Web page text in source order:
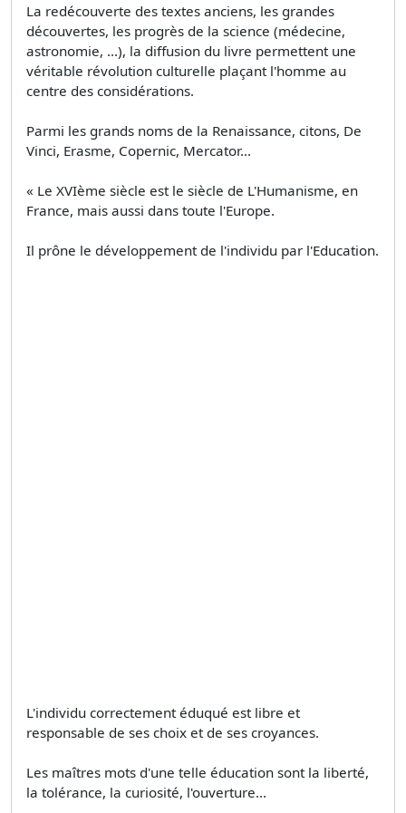
La redécouverte des textes anciens, les grandes
découvertes, les progrès de la science (médecine,
astronomie, ...), la diffusion du livre permettent une
véritable révolution culturelle plaçant l'homme au
centre des considérations.
Parmi les grands noms de la Renaissance, citons, De
Vinci, Erasme, Copernic, Mercator...
« Le XVIème siècle est le siècle de L'Humanisme, en
France, mais aussi dans toute l'Europe.
Il prône le développement de l'individu par l'Education.
L'individu correctement éduqué est libre et
responsable de ses choix et de ses croyances.
Les maîtres mots d'une telle éducation sont la liberté,
la tolérance, la curiosité, l'ouverture...